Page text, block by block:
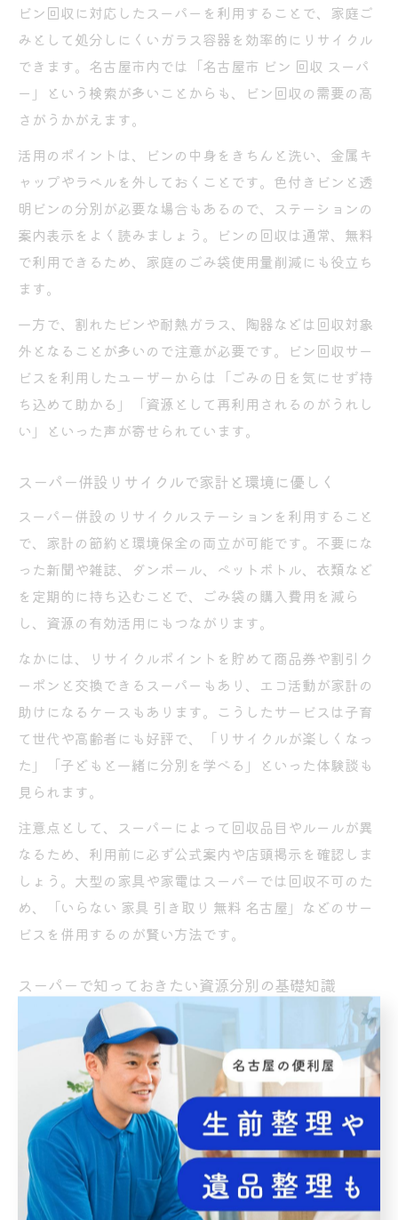
ビン回収に対応したスーパーを利用することで、家庭ご
みとして処分しにくいガラス容器を効率的にリサイクル
できます。名古屋市内では「名古屋市 ビン 回収 スーパ
ー」という検索が多いことからも、ビン回収の需要の高
さがうかがえます。
活用のポイントは、ビンの中身をきちんと洗い、金属キ
ャップやラベルを外しておくことです。色付きビンと透
明ビンの分別が必要な場合もあるので、ステーションの
案内表示をよく読みましょう。ビンの回収は通常、無料
で利用できるため、家庭のごみ袋使用量削減にも役立ち
ます。
一方で、割れたビンや耐熱ガラス、陶器などは回収対象
外となることが多いので注意が必要です。ビン回収サー
ビスを利用したユーザーからは「ごみの日を気にせず持
ち込めて助かる」「資源として再利用されるのがうれし
い」といった声が寄せられています。
スーパー併設リサイクルで家計と環境に優しく
スーパー併設のリサイクルステーションを利用すること
で、家計の節約と環境保全の両立が可能です。不要にな
った新聞や雑誌、ダンボール、ペットボトル、衣類など
を定期的に持ち込むことで、ごみ袋の購入費用を減ら
し、資源の有効活用にもつながります。
なかには、リサイクルポイントを貯めて商品券や割引ク
ーポンと交換できるスーパーもあり、エコ活動が家計の
助けになるケースもあります。こうしたサービスは子育
て世代や高齢者にも好評で、「リサイクルが楽しくなっ
た」「子どもと一緒に分別を学べる」といった体験談も
見られます。
注意点として、スーパーによって回収品目やルールが異
なるため、利用前に必ず公式案内や店頭掲示を確認しま
しょう。大型の家具や家電はスーパーでは回収不可のた
め、「いらない 家具 引き取り 無料 名古屋」などのサー
ビスを併用するのが賢い方法です。
スーパーで知っておきたい資源分別の基礎知識
スーパーで資源を分別する際には、基本的なルールを押
さえておくことが重要です。名古屋市のリサイクルステ
ーションでは、紙類・ビン・缶・ペットボトル・衣類な
ど、品目ごとに決められたボックスに分けて投入する必
要があります。
分別の基礎として、汚れたままの資源や異物混入はリサ
イクル効率を大きく下げるため、必ず汚れを落とし、指
定外のものは入れないよう心がけましょう。特にペット